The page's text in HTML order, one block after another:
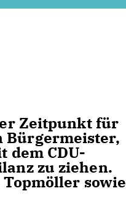
Zeitpunkt für
Bürgermeister,
dem CDU-
zu ziehen.
sowie